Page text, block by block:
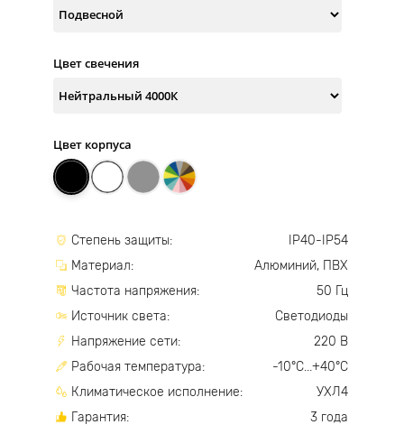
Цвет свечения
Цвет корпуса
Степень защиты:
IP40-IP54
Материал:
Алюминий, ПВХ
Частота напряжения:
50 Гц
Источник света:
Светодиоды
Напряжение сети:
220 В
Рабочая температура:
-10°С...+40°С
Климатическое исполнение:
УХЛ4
Гарантия:
3 года